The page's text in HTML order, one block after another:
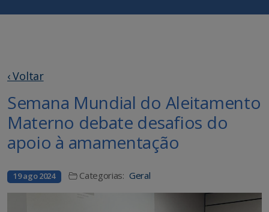
‹ Voltar
Semana Mundial do Aleitamento
Materno debate desafios do
apoio à amamentação
19 ago 2024 Categorias: Geral